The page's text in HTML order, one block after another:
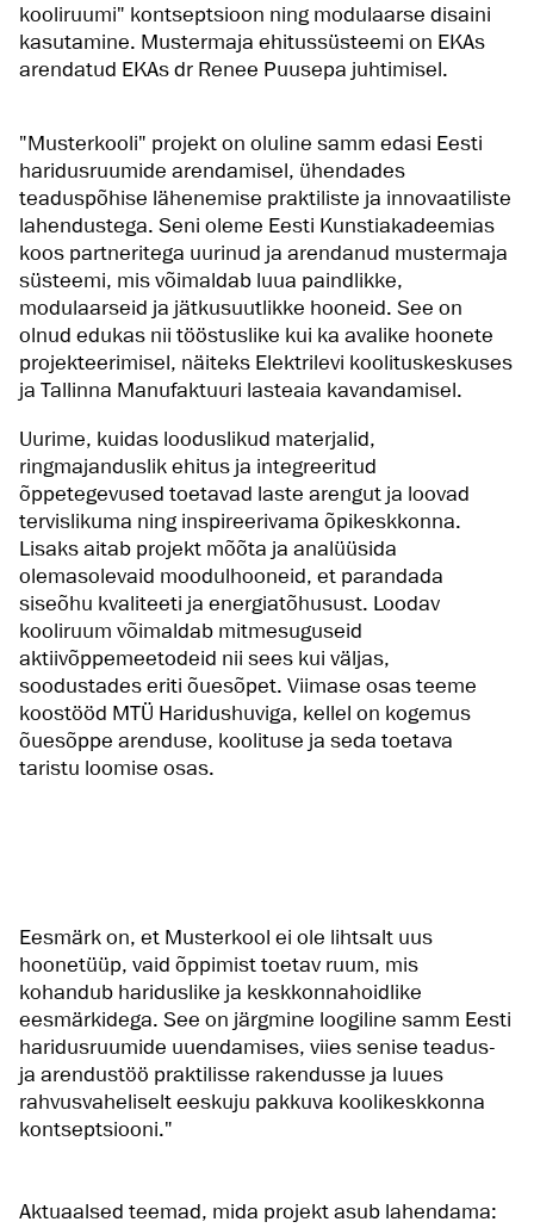
kooliruumi" kontseptsioon ning modulaarse disaini
kasutamine. Mustermaja ehitussüsteemi on EKAs
arendatud EKAs dr Renee Puusepa juhtimisel.
"Musterkooli" projekt on oluline samm edasi Eesti
haridusruumide arendamisel, ühendades
teaduspõhise lähenemise praktiliste ja innovaatiliste
lahendustega. Seni oleme Eesti Kunstiakadeemias
koos partneritega uurinud ja arendanud mustermaja
süsteemi, mis võimaldab luua paindlikke,
modulaarseid ja jätkusuutlikke hooneid. See on
olnud edukas nii tööstuslike kui ka avalike hoonete
projekteerimisel, näiteks Elektrilevi koolituskeskuses
ja Tallinna Manufaktuuri lasteaia kavandamisel.
Uurime, kuidas looduslikud materjalid,
ringmajanduslik ehitus ja integreeritud
õppetegevused toetavad laste arengut ja loovad
tervislikuma ning inspireerivama õpikeskkonna.
Lisaks aitab projekt mõõta ja analüüsida
olemasolevaid moodulhooneid, et parandada
siseõhu kvaliteeti ja energiatõhusust. Loodav
kooliruum võimaldab mitmesuguseid
aktiivõppemeetodeid nii sees kui väljas,
soodustades eriti õuesõpet. Viimase osas teeme
koostööd MTÜ Haridushuviga, kellel on kogemus
õuesõppe arenduse, koolituse ja seda toetava
taristu loomise osas.
Eesmärk on, et Musterkool ei ole lihtsalt uus
hoonetüüp, vaid õppimist toetav ruum, mis
kohandub hariduslike ja keskkonnahoidlike
eesmärkidega. See on järgmine loogiline samm Eesti
haridusruumide uuendamises, viies senise teadus-
ja arendustöö praktilisse rakendusse ja luues
rahvusvaheliselt eeskuju pakkuva koolikeskkonna
kontseptsiooni."
Aktuaalsed teemad, mida projekt asub lahendama: